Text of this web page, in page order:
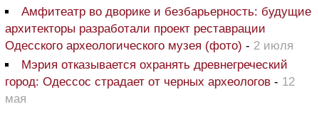
Амфитеатр во дворике и безбарьерность: будущие
архитекторы разработали проект реставрации
Одесского археологического музея (фото) - 2 июля
Мэрия отказывается охранять древнегреческий
город: Одессос страдает от черных археологов - 12
мая